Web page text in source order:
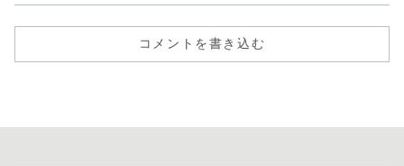
コメントを書き込む